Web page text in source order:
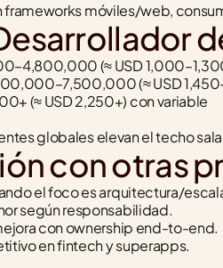
frameworks móviles/web,
(≈ USD
(≈ USD
(≈ USD 2,250+) con variable
globales elevan el techo
con otras
el foco es arquitectura/
según responsabilidad.
con ownership end-to-end.
en fintech y superapps.